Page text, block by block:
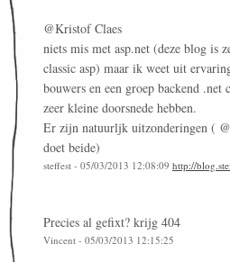
@Kristof Claes
niets mis met asp.net (deze blog is
classic asp) maar ik weet uit
bouwers en een groep backend
zeer kleine doorsnede hebben.
Er zijn natuurljk uitzonderingen (
doet beide)
steffest - 05/03/2013 12:08:09 http://
Precies al gefixt? krijg 404
Vincent - 05/03/2013 12:15:25